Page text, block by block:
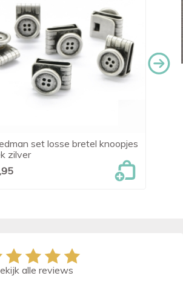
 Snel bekijken
set losse bretel knoopjes
zilver
alle reviews